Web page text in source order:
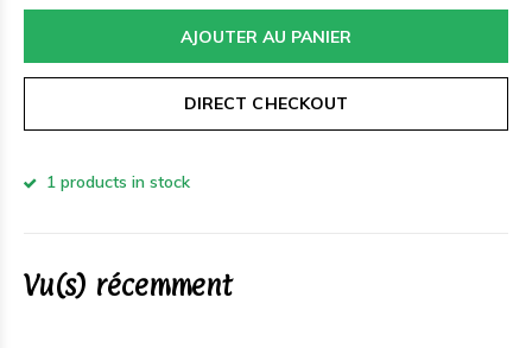
AJOUTER AU PANIER
DIRECT CHECKOUT
1 products in stock
Vu(s) récemment